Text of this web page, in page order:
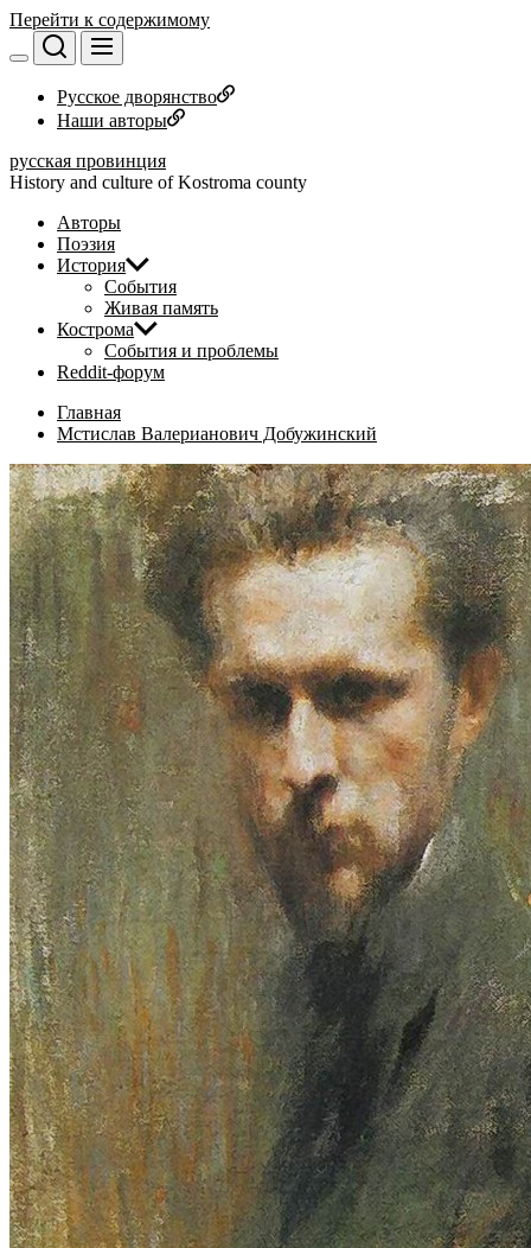
Перейти к содержимому
Русское дворянство
Наши авторы
русская провинция
History and culture of Kostroma county
Авторы
Поэзия
История
События
Живая память
Кострома
События и проблемы
Reddit-форум
Главная
Мстислав Валерианович Добужинский